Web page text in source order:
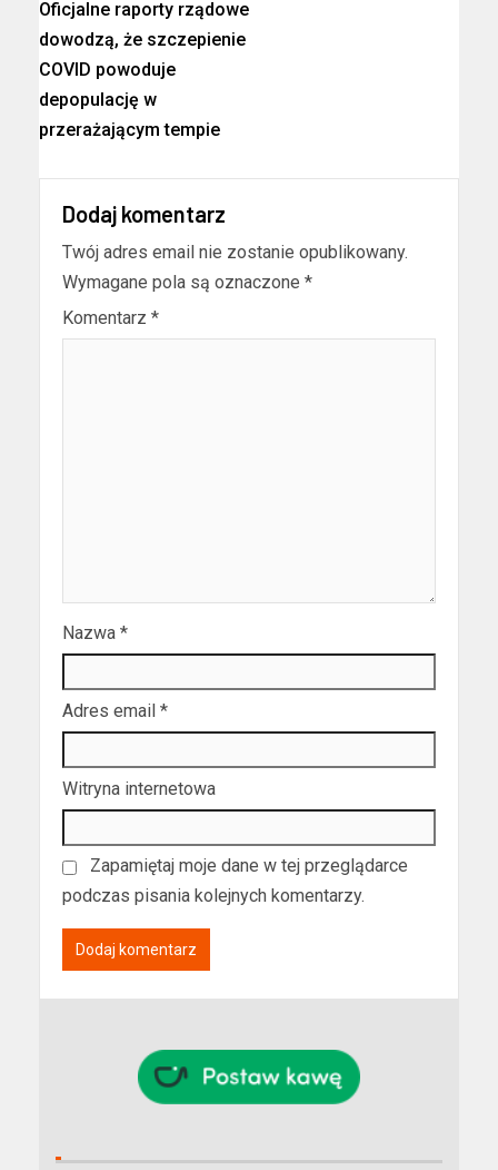
Oficjalne raporty rządowe
dowodzą, że szczepienie
COVID powoduje
depopulację w
przerażającym tempie
Dodaj komentarz
Twój adres email nie zostanie opublikowany.
Wymagane pola są oznaczone *
Komentarz *
Nazwa *
Adres email *
Witryna internetowa
Zapamiętaj moje dane w tej przeglądarce
podczas pisania kolejnych komentarzy.